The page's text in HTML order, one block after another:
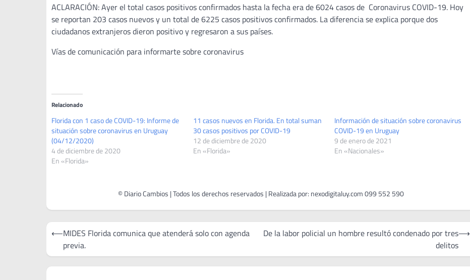
ACLARACIÓN: Ayer el total casos positivos confirmados hasta la fecha era de 6024 casos de Coronavirus COVID-19. Hoy
se reportan 203 casos nuevos y un total de 6225 casos positivos confirmados. La diferencia se explica porque dos
ciudadanos extranjeros dieron positivo y regresaron a sus países.
Vías de comunicación para informarte sobre coronavirus
Relacionado
Florida con 1 caso de COVID-19: Informe de
situación sobre coronavirus en Uruguay
(04/12/2020)
4 de diciembre de 2020
En «Florida»
11 casos nuevos en Florida. En total suman
30 casos positivos por COVID-19
12 de diciembre de 2020
En «Florida»
Información de situación sobre coronavirus
COVID-19 en Uruguay
9 de enero de 2021
En «Nacionales»
Navegación
entradas
⟵MIDES Florida comunica que atenderá solo con agenda
previa.
De la labor policial un hombre resultó condenado por tres
delitos
⟶